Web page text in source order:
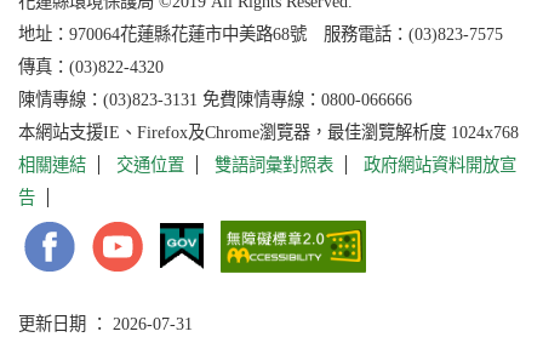
地址： 970064花蓮縣花蓮市中美路68號 服務電話：(03)823-7575
傳真：(03)822-4320
陳情專線：(03)823-3131 免費陳情專線：0800-066666
本網站支援IE、Firefox及Chrome瀏覽器，最佳瀏覽解析度 1024x768
相關連結
交通位置 雙語詞彙對照表
政府網站資料開放宣
告
更新日期 ： 2026-07-31